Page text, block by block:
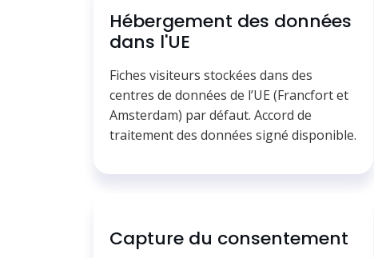
Hébergement des données
dans l'UE
Fiches visiteurs stockées dans des
centres de données de l’UE (Francfort et
Amsterdam) par défaut. Accord de
traitement des données signé disponible.
Capture du consentement